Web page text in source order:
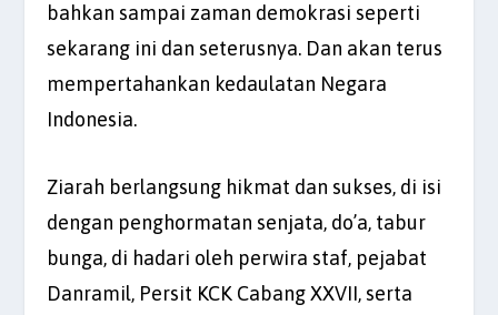
bahkan sampai zaman demokrasi seperti
sekarang ini dan seterusnya. Dan akan terus
mempertahankan kedaulatan Negara
Indonesia.
Ziarah berlangsung hikmat dan sukses, di isi
dengan penghormatan senjata, do’a, tabur
bunga, di hadari oleh perwira staf, pejabat
Danramil, Persit KCK Cabang XXVII, serta